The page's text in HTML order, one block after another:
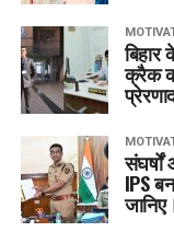
क्रैक
IPS